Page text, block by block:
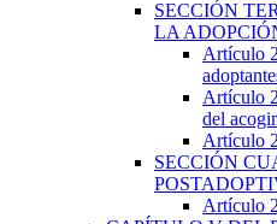
SECCIÓN
LA
Artículo
Artículo
del
Artículo
SECCIÓN
Artículo